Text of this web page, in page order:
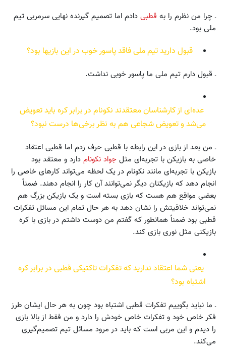
ـ چرا من نظرم را به قطبی دادم اما تصمیم گیرنده نهایی سرمربی تیم
ملی بود.
قبول دارید تیم ملی فاقد پاسور خوب در این بازیها بود؟
ـ قبول دارم تیم ملی ما پاسور خوبی نداشت.
عده‌ای از کارشناسان معتقدند نکونام در برابر کره باید تعویض
می‌شد و تعویض شجاعی هم به نظر برخی‌ها درست نبود؟
ـ من بعد از بازی در این رابطه با قطبی حرف زدم اما قطبی اعتقاد
خاصی به بازیکن با تجربه‌ای مثل جواد نکونام دارد و معتقد بود
بازیکن با تجربه‌ای مانند نکونام در یک لحظه می‌تواند کارهای خاصی را
انجام دهد که بازیکنان دیگر نمی‌توانند آن کار را انجام دهند. ضمناً
بعضی مواقع هم هست که بازی بسته است و یک بازیکن بزرگ هم
نمی‌تواند خلاقیتش را نشان دهد به هر حال تمام این مسائل تفکرات
قطبی بود ضمناً همانطور که گفتم من دوست داشتم در بازی با کره
بازیکنی مثل نوری بازی کند.
یعنی شما اعتقاد ندارید که تفکرات تاکتیکی قطبی در برابر کره
اشتباه بود؟
ـ ما نباید بگوییم تفکرات قطبی اشتباه بود چون به هر حال ایشان طرز
فکر خاص خود و تفکرات خاص خودش را دارد و من فقط از بالا بازی
را دیدم و این مربی است که باید در مرود مسائل تیم تصمیم‌گیری
می‌کند.